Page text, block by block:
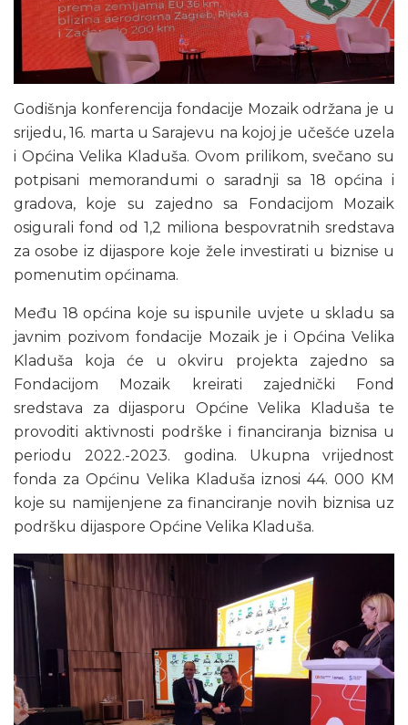
Godišnja konferencija fondacije Mozaik održana je u
srijedu, 16. marta u Sarajevu na kojoj je učešće uzela
i Općina Velika Kladuša. Ovom prilikom, svečano su
potpisani memorandumi o saradnji sa 18 općina i
gradova, koje su zajedno sa Fondacijom Mozaik
osigurali fond od 1,2 miliona bespovratnih sredstava
za osobe iz dijaspore koje žele investirati u biznise u
pomenutim općinama.
Među 18 općina koje su ispunile uvjete u skladu sa
javnim pozivom fondacije Mozaik je i Općina Velika
Kladuša koja će u okviru projekta zajedno sa
Fondacijom Mozaik kreirati zajednički Fond
sredstava za dijasporu Općine Velika Kladuša te
provoditi aktivnosti podrške i financiranja biznisa u
periodu 2022.-2023. godina. Ukupna vrijednost
fonda za Općinu Velika Kladuša iznosi 44. 000 KM
koje su namijenjene za financiranje novih biznisa uz
podršku dijaspore Općine Velika Kladuša.